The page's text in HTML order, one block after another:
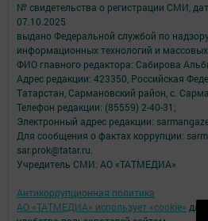
№ свидетельства о регистрации СМИ,
07.10.2025
выдано Федеральной службой по
информационных технологий и
ФИО главного редактора: Сабирова
Адрес редакции: 423350, Российская
Татарстан, Сармановский район, с.
Телефон редакции: (85559) 2-40-31;
Электронный адрес редакции:
Для сообщения о фактах коррупции:
sar.prok@tatar.ru.
Учредитель СМИ: АО «ТАТМЕДИА»
Антикоррупционная политика
АО «ТАТМЕДИА» использует «cookie» для